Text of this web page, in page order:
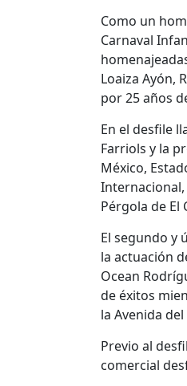
Como un
Carnaval
Loaiza Ayón,
por 25 años
En el desfile
Farriols y la
México,
Internacional,
Pérgola de El
El segundo y
la actuación
Ocean
de éxitos
la Avenida del
Previo al
comercial